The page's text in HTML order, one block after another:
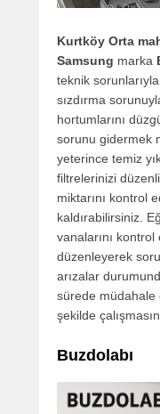
Kurtköy Orta
Samsung marka
teknik
sızdırma
hortumlarını
sorunu gidermek
yeterince temiz
filtrelerinizi
miktarını kontrol
kaldırabilirsiniz.
vanalarını kontrol
düzenleyerek
arızalar
sürede müdahale
şekilde
Buzdolabı